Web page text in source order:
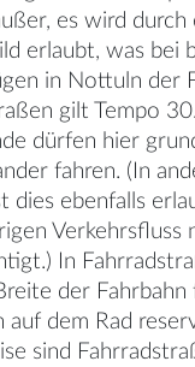
es wird durch
erlaubt, was bei
in Nottuln der
gilt Tempo 30.
dürfen hier
fahren. (In
dies ebenfalls
Verkehrsfluss
In
der Fahrbahn
auf dem Rad
sind